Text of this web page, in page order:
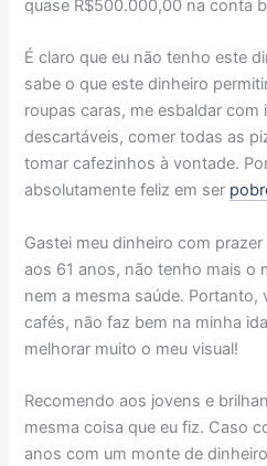
quase R$500.000,00 na conta
É claro que eu não tenho este
sabe o que este dinheiro
roupas caras, me esbaldar com
descartáveis, comer todas as
tomar cafezinhos à vontade.
absolutamente feliz em ser
Gastei meu dinheiro com
aos 61 anos, não tenho mais o
nem a mesma saúde. Portanto,
cafés, não faz bem na minha
melhorar muito o meu visual!
Recomendo aos jovens e
mesma coisa que eu fiz. Caso
anos com um monte de